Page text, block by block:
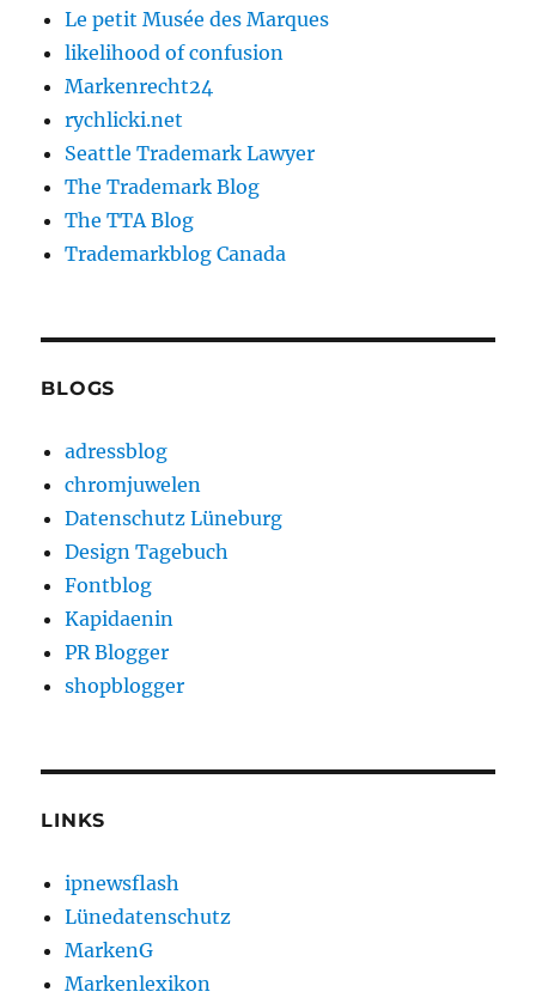
Le petit Musée des Marques
likelihood of confusion
Markenrecht24
rychlicki.net
Seattle Trademark Lawyer
The Trademark Blog
The TTA Blog
Trademarkblog Canada
BLOGS
adressblog
chromjuwelen
Datenschutz Lüneburg
Design Tagebuch
Fontblog
Kapidaenin
PR Blogger
shopblogger
LINKS
ipnewsflash
Lünedatenschutz
MarkenG
Markenlexikon